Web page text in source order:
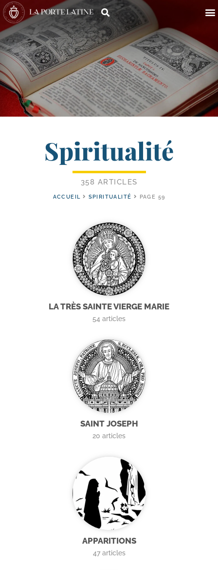
Spiritualité
358 ARTICLES
ACCUEIL SPIRITUALITÉ PAGE 59
LA TRÈS SAINTE VIERGE MARIE
54 articles
SAINT JOSEPH
20 articles
APPARITIONS
47articles